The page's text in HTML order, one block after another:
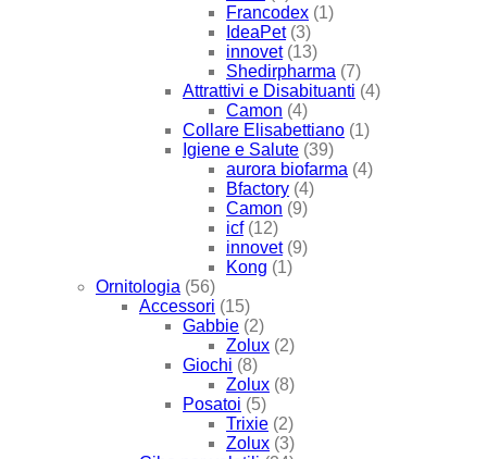
Francodex (1)
IdeaPet (3)
innovet (13)
Shedirpharma (7)
Attrattivi e Disabituanti (4)
Camon (4)
Collare Elisabettiano (1)
Igiene e Salute (39)
aurora biofarma (4)
Bfactory (4)
Camon (9)
icf (12)
innovet (9)
Kong (1)
Ornitologia (56)
Accessori (15)
Gabbie (2)
Zolux (2)
Giochi (8)
Zolux (8)
Posatoi (5)
Trixie (2)
Zolux (3)